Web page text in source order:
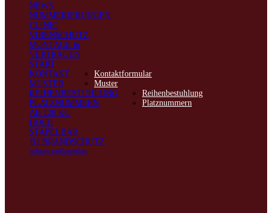
NEWS
NUMMERIERUNGEN
CLINIC
VIRENSCHUTZ
MONTAGE &
VERTRAGEN
START
KONTAKT
MUSTER
Kontaktformular
Muster
REIHENBESTUHLUNG
PLATZNUMMERN
Reihenbestuhlung
Platznummern
AB 120 KG
HOCH
STAPELBAR
B1 BRANDSCHUTZ
schwer entflammbar